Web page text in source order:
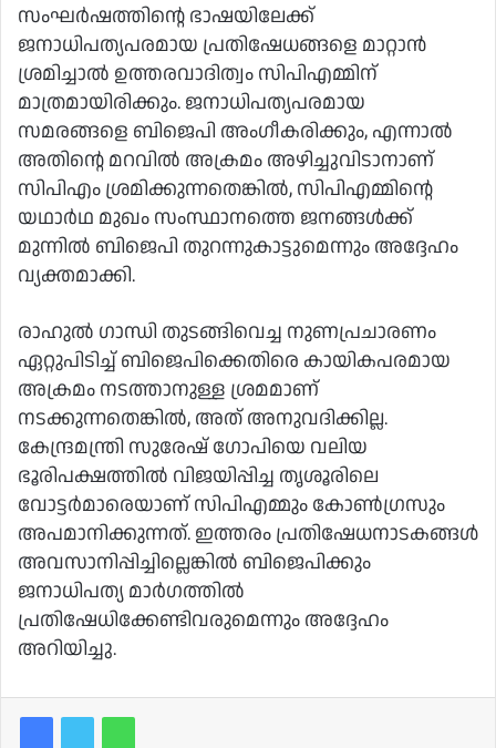
സംഘര്‍ഷത്തിന്റെ ഭാഷയിലേക്ക്
ജനാധിപത്യപരമായ പ്രതിഷേധങ്ങളെ മാറ്റാന്‍
ശ്രമിച്ചാല്‍ ഉത്തരവാദിത്വം സിപിഎമ്മിന്
മാത്രമായിരിക്കും. ജനാധിപത്യപരമായ
സമരങ്ങളെ ബിജെപി അംഗീകരിക്കും, എന്നാല്‍
അതിന്റെ മറവില്‍ അക്രമം അഴിച്ചുവിടാനാണ്
സിപിഎം ശ്രമിക്കുന്നതെങ്കില്‍, സിപിഎമ്മിന്റെ
യഥാര്‍ഥ മുഖം സംസ്ഥാനത്തെ ജനങ്ങള്‍ക്ക്
മുന്നില്‍ ബിജെപി തുറന്നുകാട്ടുമെന്നും അദ്ദേഹം
വ്യക്തമാക്കി.
രാഹുല്‍ ഗാന്ധി തുടങ്ങിവെച്ച നുണപ്രചാരണം
ഏറ്റുപിടിച്ച് ബിജെപിക്കെതിരെ കായികപരമായ
അക്രമം നടത്താനുള്ള ശ്രമമാണ്
നടക്കുന്നതെങ്കില്‍, അത് അനുവദിക്കില്ല.
കേന്ദ്രമന്ത്രി സുരേഷ് ഗോപിയെ വലിയ
ഭൂരിപക്ഷത്തില്‍ വിജയിപ്പിച്ച തൃശൂരിലെ
വോട്ടര്‍മാരെയാണ് സിപിഎമ്മും കോണ്‍ഗ്രസും
അപമാനിക്കുന്നത്. ഇത്തരം പ്രതിഷേധനാടകങ്ങള്‍
അവസാനിപ്പിച്ചില്ലെങ്കില്‍ ബിജെപിക്കും
ജനാധിപത്യ മാര്‍ഗത്തില്‍
പ്രതിഷേധിക്കേണ്ടിവരുമെന്നും അദ്ദേഹം
അറിയിച്ചു.